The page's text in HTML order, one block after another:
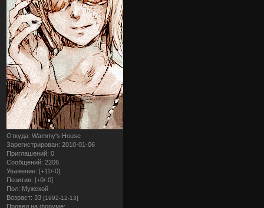
Откуда: Wammy's House
Зарегистрирован: 2010-01-06
Приглашений: 0
Сообщений: 2206
Уважение: [+11/-0]
Позитив: [+0/-0]
Пол: Мужской
Возраст: 33 [1992-12-13]
Провел на форуме: